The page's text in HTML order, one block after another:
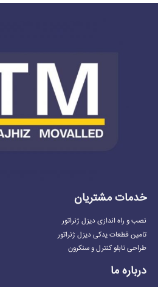
خدمات مشتریان
نصب و راه اندازی دیزل ژنراتور
تامین قطعات یدکی دیزل ژنراتور
طراحی تابلو کنترل و سنکرون
درباره ما